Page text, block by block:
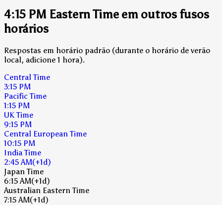
4:15 PM Eastern Time em outros fusos
horários
Respostas em horário padrão (durante o horário de verão
local, adicione 1 hora).
Central Time
3:15 PM
Pacific Time
1:15 PM
UK Time
9:15 PM
Central European Time
10:15 PM
India Time
2:45 AM(+1d)
Japan Time
6:15 AM(+1d)
Australian Eastern Time
7:15 AM(+1d)